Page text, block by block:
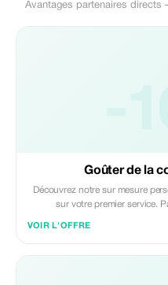
Avantages partenaires
Goûter de la
Découvrez notre sur mesure
sur votre premier service.
VOIR L'OFFRE